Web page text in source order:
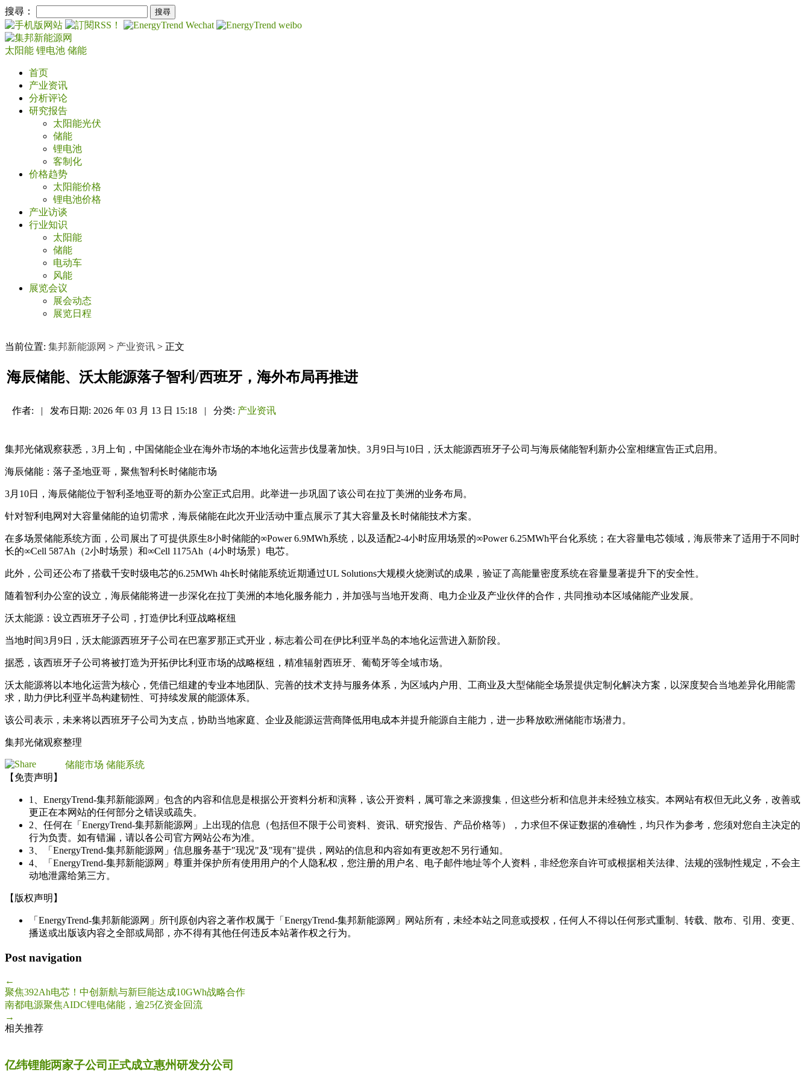
搜尋：
太阳能 锂电池 储能
首页
产业资讯
分析评论
研究报告
太阳能光伏
储能
锂电池
客制化
价格趋势
太阳能价格
锂电池价格
产业访谈
行业知识
太阳能
储能
电动车
风能
展览会议
展会动态
展览日程
当前位置: 集邦新能源网 > 产业资讯 > 正文
海辰储能、沃太能源落子智利/西班牙，海外布局再推进
作者: | 发布日期: 2026 年 03 月 13 日 15:18 | 分类: 产业资讯
集邦光储观察获悉，3月上旬，中国储能企业在海外市场的本地化运营步伐显著加快。3月9日与10日，沃太能源西班牙子公司与海辰储能智利新办公室相继宣告正式启用。
海辰储能：落子圣地亚哥，聚焦智利长时储能市场
3月10日，海辰储能位于智利圣地亚哥的新办公室正式启用。此举进一步巩固了该公司在拉丁美洲的业务布局。
针对智利电网对大容量储能的迫切需求，海辰储能在此次开业活动中重点展示了其大容量及长时储能技术方案。
在多场景储能系统方面，公司展出了可提供原生8小时储能的∞Power 6.9MWh系统，以及适配2-4小时应用场景的∞Power 6.25MWh平台化系统；在大容量电芯领域，海辰带来了适用于不同时
长的∞Cell 587Ah（2小时场景）和∞Cell 1175Ah（4小时场景）电芯。
此外，公司还公布了搭载千安时级电芯的6.25MWh 4h长时储能系统近期通过UL Solutions大规模火烧测试的成果，验证了高能量密度系统在容量显著提升下的安全性。
随着智利办公室的设立，海辰储能将进一步深化在拉丁美洲的本地化服务能力，并加强与当地开发商、电力企业及产业伙伴的合作，共同推动本区域储能产业发展。
沃太能源：设立西班牙子公司，打造伊比利亚战略枢纽
当地时间3月9日，沃太能源西班牙子公司在巴塞罗那正式开业，标志着公司在伊比利亚半岛的本地化运营进入新阶段。
据悉，该西班牙子公司将被打造为开拓伊比利亚市场的战略枢纽，精准辐射西班牙、葡萄牙等全域市场。
沃太能源将以本地化运营为核心，凭借已组建的专业本地团队、完善的技术支持与服务体系，为区域内户用、工商业及大型储能全场景提供定制化解决方案，以深度契合当地差异化用能需
求，助力伊比利亚半岛构建韧性、可持续发展的能源体系。
该公司表示，未来将以西班牙子公司为支点，协助当地家庭、企业及能源运营商降低用电成本并提升能源自主能力，进一步释放欧洲储能市场潜力。
集邦光储观察整理
储能市场 储能系统
【免责声明】
1、EnergyTrend-集邦新能源网」包含的内容和信息是根据公开资料分析和演释，该公开资料，属可靠之来源搜集，但这些分析和信息并未经独立核实。本网站有权但无此义务，改善或
更正在本网站的任何部分之错误或疏失。
2、任何在「EnergyTrend-集邦新能源网」上出现的信息（包括但不限于公司资料、资讯、研究报告、产品价格等），力求但不保证数据的准确性，均只作为参考，您须对您自主决定的
行为负责。如有错漏，请以各公司官方网站公布为准。
3、「EnergyTrend-集邦新能源网」信息服务基于"现况"及"现有"提供，网站的信息和内容如有更改恕不另行通知。
4、「EnergyTrend-集邦新能源网」尊重并保护所有使用用户的个人隐私权，您注册的用户名、电子邮件地址等个人资料，非经您亲自许可或根据相关法律、法规的强制性规定，不会主
动地泄露给第三方。
【版权声明】
「EnergyTrend-集邦新能源网」所刊原创内容之著作权属于「EnergyTrend-集邦新能源网」网站所有，未经本站之同意或授权，任何人不得以任何形式重制、转载、散布、引用、变更、
播送或出版该内容之全部或局部，亦不得有其他任何违反本站著作权之行为。
Post navigation
←
聚焦392Ah电芯！中创新航与新巨能达成10GWh战略合作
南都电源聚焦AIDC锂电储能，逾25亿资金回流
→
相关推荐
亿纬锂能两家子公司正式成立惠州研发分公司